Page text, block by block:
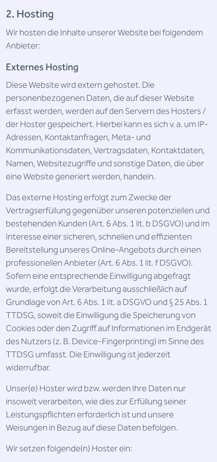
2. Hosting
Wir hosten die Inhalte unserer Website bei folgendem
Anbieter:
Externes Hosting
Diese Website wird extern gehostet. Die
personenbezogenen Daten, die auf dieser Website
erfasst werden, werden auf den Servern des Hosters /
der Hoster gespeichert. Hierbei kann es sich v. a. um IP-
Adressen, Kontaktanfragen, Meta- und
Kommunikationsdaten, Vertragsdaten, Kontaktdaten,
Namen, Websitezugriffe und sonstige Daten, die über
eine Website generiert werden, handeln.
Das externe Hosting erfolgt zum Zwecke der
Vertragserfüllung gegenüber unseren potenziellen und
bestehenden Kunden (Art. 6 Abs. 1 lit. b DSGVO) und im
Interesse einer sicheren, schnellen und effizienten
Bereitstellung unseres Online-Angebots durch einen
professionellen Anbieter (Art. 6 Abs. 1 lit. f DSGVO).
Sofern eine entsprechende Einwilligung abgefragt
wurde, erfolgt die Verarbeitung ausschließlich auf
Grundlage von Art. 6 Abs. 1 lit. a DSGVO und § 25 Abs. 1
TTDSG, soweit die Einwilligung die Speicherung von
Cookies oder den Zugriff auf Informationen im Endgerät
des Nutzers (z. B. Device-Fingerprinting) im Sinne des
TTDSG umfasst. Die Einwilligung ist jederzeit
widerrufbar.
Unser(e) Hoster wird bzw. werden Ihre Daten nur
insoweit verarbeiten, wie dies zur Erfüllung seiner
Leistungspflichten erforderlich ist und unsere
Weisungen in Bezug auf diese Daten befolgen.
Wir setzen folgende(n) Hoster ein: